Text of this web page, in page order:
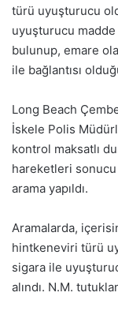
türü uyuşturucu
uyuşturucu madde
bulunup, emare
ile bağlantısı
Long Beach
İskele Polis
kontrol maksatlı
hareketleri sonucu
arama yapıldı.
Aramalarda,
hintkeneviri türü
sigara ile
alındı. N.M.